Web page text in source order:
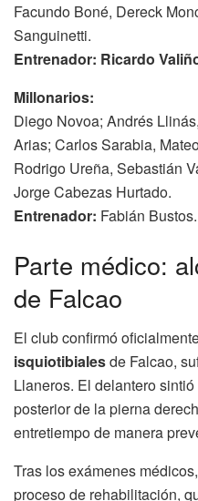
Facundo Boné, Dereck
Sanguinetti.
Entrenador: Ricardo
Millonarios:
Diego Novoa; Andrés
Arias; Carlos Sarabia,
Rodrigo Ureña, Sebastián
Jorge Cabezas Hurtado.
Entrenador: Fabián Bustos.
Parte médico:
de Falcao
El club confirmó
isquiotibialesde Falcao,
Llaneros. El delantero
posterior de la pierna
entretiempo de manera
Tras los exámenes
proceso de rehabilitación,